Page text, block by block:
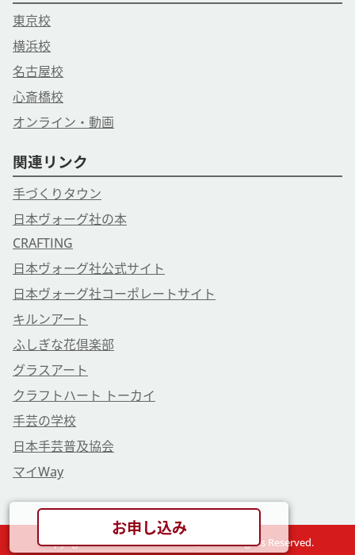
お申し込み
東京校
横浜校
名古屋校
心斎橋校
オンライン・動画
関連リンク
手づくりタウン
日本ヴォーグ社の本
CRAFTING
日本ヴォーグ社公式サイト
日本ヴォーグ社コーポレートサイト
キルンアート
ふしぎな花倶楽部
グラスアート
クラフトハート トーカイ
手芸の学校
日本手芸普及協会
マイWay
Copyright © VOGUE GAKUEN Co., Ltd. All Rights Reserved.